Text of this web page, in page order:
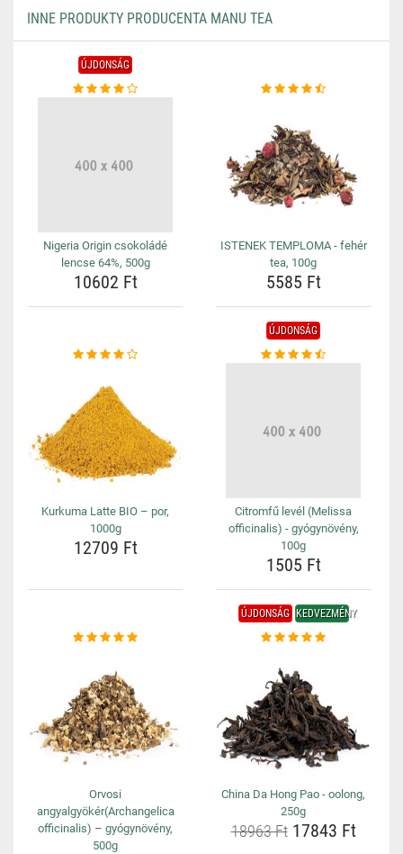
INNE PRODUKTY PRODUCENTA MANU TEA
ÚJDONSÁG
Nigeria Origin csokoládé
lencse 64%, 500g
10602 Ft
ISTENEK TEMPLOMA - fehér
tea, 100g
5585 Ft
Kurkuma Latte BIO – por,
1000g
12709 Ft
ÚJDONSÁG
Citromfű levél (Melissa
officinalis) - gyógynövény,
100g
1505 Ft
Orvosi
angyalgyökér(Archangelica
officinalis) – gyógynövény,
500g
ÚJDONSÁG KEDVEZMÉNY
China Da Hong Pao - oolong,
250g
18963 Ft17843 Ft